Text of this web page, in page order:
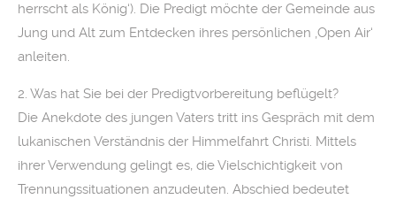
herrscht als König‘). Die Predigt möchte der Gemeinde aus
Jung und Alt zum Entdecken ihres persönlichen ‚Open Air‘
anleiten.
2. Was hat Sie bei der Predigtvorbereitung beflügelt?
Die Anekdote des jungen Vaters tritt ins Gespräch mit dem
lukanischen Verständnis der Himmelfahrt Christi. Mittels
ihrer Verwendung gelingt es, die Vielschichtigkeit von
Trennungssituationen anzudeuten. Abschied bedeutet